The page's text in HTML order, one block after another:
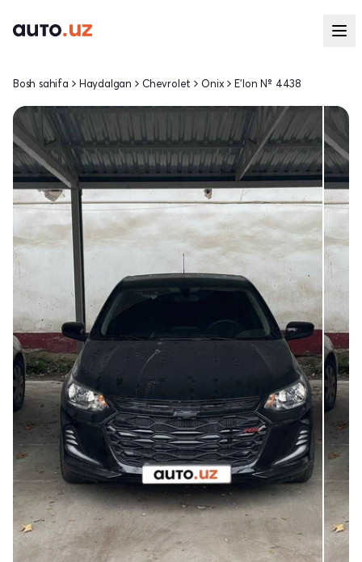
Bosh sahifa Haydalgan Chevrolet Onix E'lon № 4438